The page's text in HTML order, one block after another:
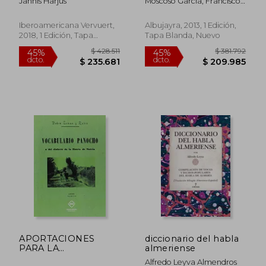
Variación: El Español
la Frontera
Iberoamericana Vervuert,
2018, 1 Edición, Tapa
Blanda, Nuevo
Hamdi ; Rodríguez García,
Oscar
Albujayra, 2013, 1 Edición,
Tapa Blanda, Nuevo
APORTACIONES
PARA LA
diccionario del habla
almeriense
Alfredo Leyva Almendros